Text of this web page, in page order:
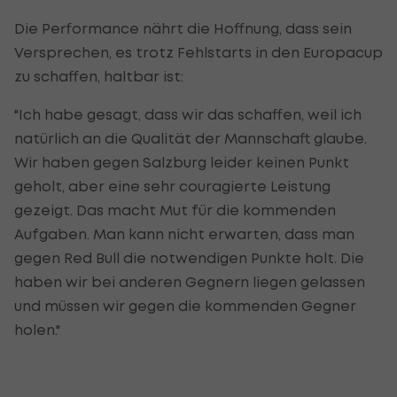
Die Performance nährt die Hoffnung, dass sein
Versprechen, es trotz Fehlstarts in den Europacup
zu schaffen, haltbar ist:
"Ich habe gesagt, dass wir das schaffen, weil ich
natürlich an die Qualität der Mannschaft glaube.
Wir haben gegen Salzburg leider keinen Punkt
geholt, aber eine sehr couragierte Leistung
gezeigt. Das macht Mut für die kommenden
Aufgaben. Man kann nicht erwarten, dass man
gegen Red Bull die notwendigen Punkte holt. Die
haben wir bei anderen Gegnern liegen gelassen
und müssen wir gegen die kommenden Gegner
holen."